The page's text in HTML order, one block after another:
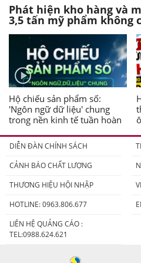
Phát hiện kho hàng và
3,5 tấn mỹ phẩm không
Hộ chiếu sản phẩm số:
'Ngôn ngữ dữ liệu' chung
trong nền kinh tế tuần hoàn
DIỄN ĐÀN CHÍNH SÁCH
CẢNH BÁO CHẤT LƯỢNG
THƯƠNG HIỆU HỘI NHẬP
HOTLINE: 0963.806.677
LIÊN HỆ QUẢNG CÁO :
TEL:0988.624.621